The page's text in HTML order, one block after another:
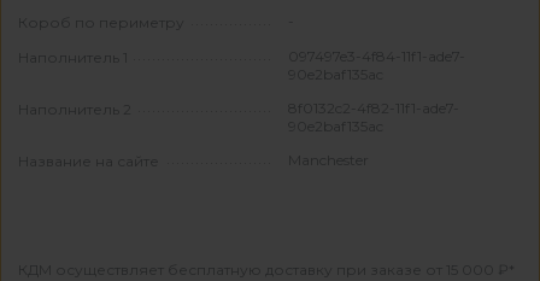
Короб по периметру
Наполнитель 1
097497e3-4f84-11f1-ade7-
90e2baf135ac
Наполнитель 2
8f0132c2-4f82-11f1-ade7-
90e2baf135ac
Название на сайте
Manchester
КДМ осуществляет бесплатную доставку при заказе от 15 000 ₽*